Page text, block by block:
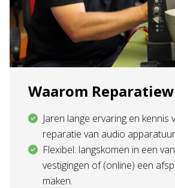
Waarom
Jaren lange ervaring en kennis
reparatie van audio
Flexibel: langskomen in een
vestigingen of (online) een
maken.